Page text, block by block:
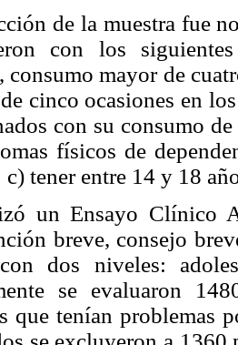
de la muestra fue
con los
consumo mayor de
cinco ocasiones en
con su consumo
físicos de
tener entre 14 y 18
un Ensayo Clínico
breve, consejo
dos niveles:
se evaluaron
que tenían problemas